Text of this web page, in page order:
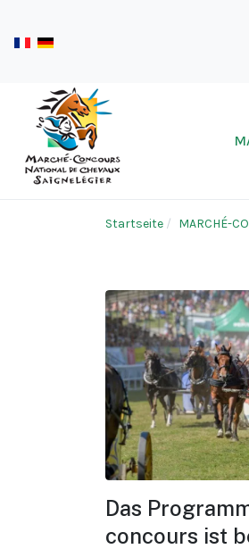
Startseite MARCHÉ-
Das
concours ist